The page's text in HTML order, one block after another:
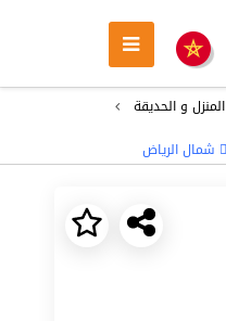
المنزل و الحديقة